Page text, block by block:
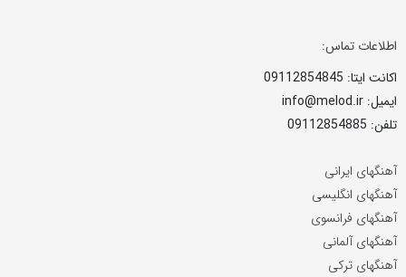
اطلاعات تماس:
اکانت ایتا: 09112854845
ایمیل: info@melod.ir
تلفن: 09112854885
آهنگهای ایرانی
آهنگهای انگلیسی
آهنگهای فرانسوی
آهنگهای آلمانی
آهنگهای ترکی